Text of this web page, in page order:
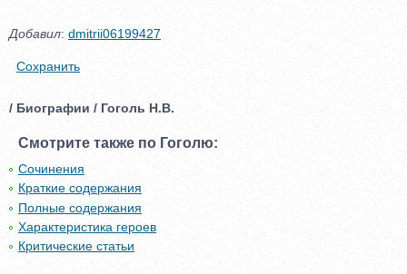
Добавил: dmitrii06199427
Сохранить
/ Биографии / Гоголь Н.В.
Смотрите также по Гоголю:
Сочинения
Краткие содержания
Полные содержания
Характеристика героев
Критические статьи